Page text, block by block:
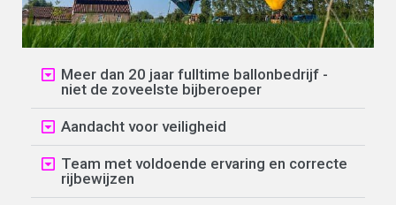
Meer dan 20 jaar fulltime ballonbedrijf -
niet de zoveelste bijberoeper
Aandacht voor veiligheid
Team met voldoende ervaring en correcte
rijbewijzen